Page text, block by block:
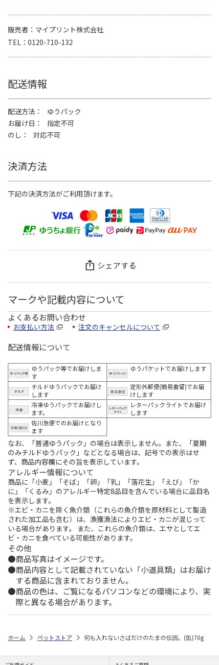
販売者
マイプリント株式会社
TEL
0120-710-132
配送情報
配送方法
ゆうパック
お届け日
指定不可
のし
対応不可
決済方法
下記の決済方法がご利用頂けます。
シェアする
マークや記載内容について
よくあるお問い合わせ
お支払い方法 注文のキャンセルについて
配送情報について
ゆうパック等でお届けしま
す
ゆうパケットでお届けします
チルドゆうパックでお届け
します
定形外郵便(簡易書留)でお届
けします
冷凍ゆうパックでお届けし
ます。
レターパックライトでお届け
します
佐川急便でのお届けとなり
ます
なお、「普通ゆうパック」の場合は表示しません。また、「夏期
のみチルドゆうパック」などとなる場合は、記号での表示はせ
ず、商品内容欄にその旨を表示しています。
アレルギー情報について
商品に「小麦」「そば」「卵」「乳」「落花生」「えび」「か
に」「くるみ」のアレルギー特定8品目を含んでいる場合に品目名
を表示します。
※エビ・カニを除く魚介類（これらの魚介類を原材料として製造
された加工品も含む）は、漁獲漁法によりエビ・カニが混じって
いる場合があります。 また、これらの魚介類は、エサとしてエ
ビ・カニを食べている可能性があります。
その他
商品写真はイメージです。
商品内容として記載されていない「小道具類」はお届け
する商品に含まれておりません。
商品の色は、ご覧になるパソコンなどの環境により、実
際と異なる場合があります。
ホーム ペットストア 何も入れないさばだけのたまの伝説。(缶)70g